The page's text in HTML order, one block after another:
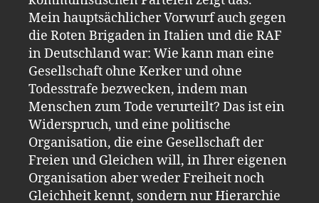
Mein hauptsächlicher Vorwurf auch gegen
die Roten Brigaden in Italien und die RAF
in Deutschland war: Wie kann man eine
Gesellschaft ohne Kerker und ohne
Todesstrafe bezwecken, indem man
Menschen zum Tode verurteilt? Das ist ein
Widerspruch, und eine politische
Organisation, die eine Gesellschaft der
Freien und Gleichen will, in Ihrer eigenen
Organisation aber weder Freiheit noch
Gleichheit kennt, sondern nur Hierarchie